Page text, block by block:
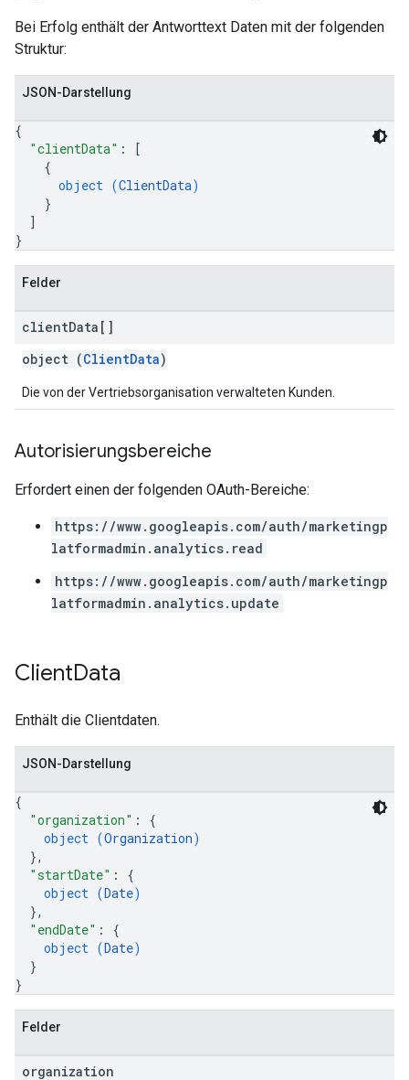
Bei Erfolg enthält der Antworttext Daten mit der folgenden
Struktur:
JSON-Darstellung
{
"clientData" :
[
{
object (ClientData)
}
]
}
Felder
clientData[]
object (ClientData)
Die von der Vertriebsorganisation verwalteten Kunden.
Autorisierungsbereiche
Erfordert einen der folgenden OAuth-Bereiche:
https://www.googleapis.com/auth/marketingp
latformadmin.analytics.read
https://www.googleapis.com/auth/marketingp
latformadmin.analytics.update
ClientData
Enthält die Clientdaten.
JSON-Darstellung
{
"organization" : {
object (Organization)
},
"startDate" : {
object (Date)
},
"endDate" : {
object (Date)
}
}
Felder
organization